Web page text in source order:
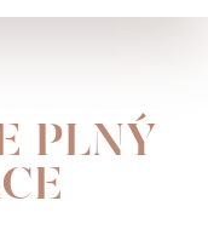
PLNÝ